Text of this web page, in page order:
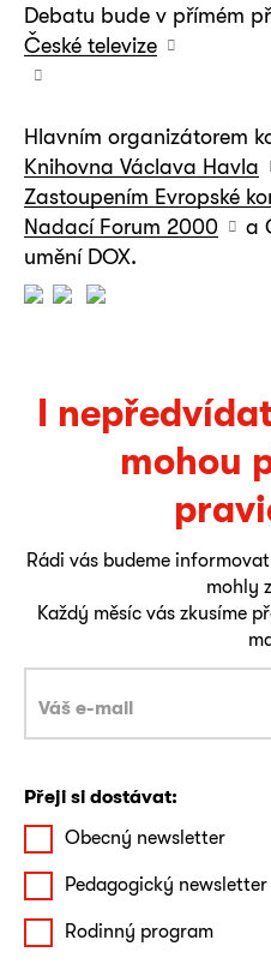
Debatu bude v přímém
České televize
Hlavním organizátorem
Knihovna Václava Havla
Zastoupením Evropské
Nadací Forum 2000
a
umění DOX.
I
mohou
Rádi vás budeme
mohly
Každý měsíc vás zkusíme
Přeji si dostávat:
Obecný newsletter
Pedagogický newsletter
Rodinný program